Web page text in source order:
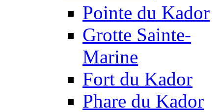
Pointe du Kador
Grotte Sainte-
Marine
Fort du Kador
Phare du Kador